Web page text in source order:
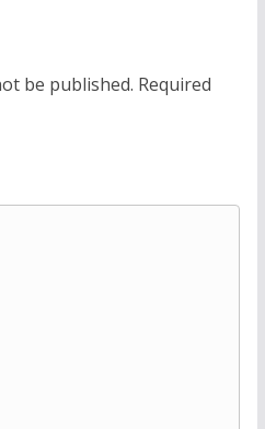
be published. Required